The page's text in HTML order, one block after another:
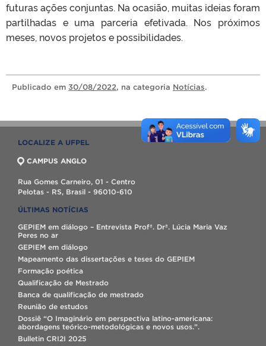
futuras ações conjuntas. Na ocasião, muitas ideias foram
partilhadas e uma parceria efetivada. Nos próximos
meses, novos projetos e possibilidades.
Publicado em 30/08/2022, na categoria Notícias.
LOCALIZE A UFPEL
CAMPUS ANGLO
Rua Gomes Carneiro, 01 - Centro
Pelotas - RS, Brasil - 96010-610
ÚLTIMAS NOTÍCIAS
GEPIEM em diálogo – Entrevista Profª. Drª. Lúcia Maria Vaz
Peres no ar
GEPIEM em diálogo
Mapeamento das dissertações e teses do GEPIEM
Formação poética
Qualificação de Mestrado
Banca de qualificação de mestrado
Reunião de estudos
Dossiê “O Imaginário em perspectiva latino-americana:
abordagens teórico-metodológicas e novos usos.”.
Bulletin CRI2I 2025